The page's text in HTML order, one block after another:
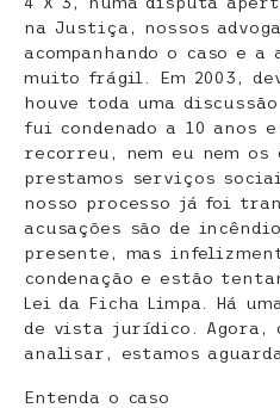
na Justiça, nossos
acompanhando o caso e a
muito frágil. Em 2003,
houve toda uma
fui condenado a 10 anos
recorreu, nem eu nem os
prestamos serviços
nosso processo já foi
acusações são de
presente, mas
condenação e estão
Lei da Ficha Limpa. Há
de vista jurídico. Agora,
analisar, estamos
Entenda o caso